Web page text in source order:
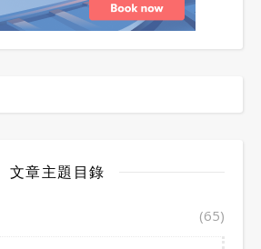
文章主題目錄
(65)